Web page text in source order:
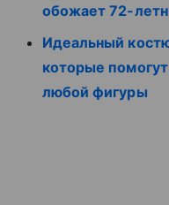
обожает 72-
Идеальный
которые
любой фигуры